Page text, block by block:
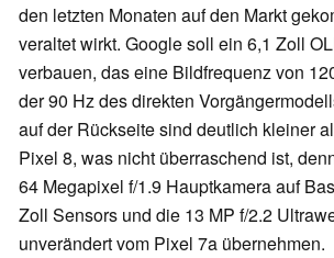
den letzten Monaten auf den Markt
veraltet wirkt. Google soll ein 6,1 Zoll
verbauen, das eine Bildfrequenz von
der 90 Hz des direkten
auf der Rückseite sind deutlich kleiner
Pixel 8, was nicht überraschend ist,
64 Megapixel f/1.9 Hauptkamera auf
Zoll Sensors und die 13 MP f/2.2
unverändert vom Pixel 7a übernehmen.